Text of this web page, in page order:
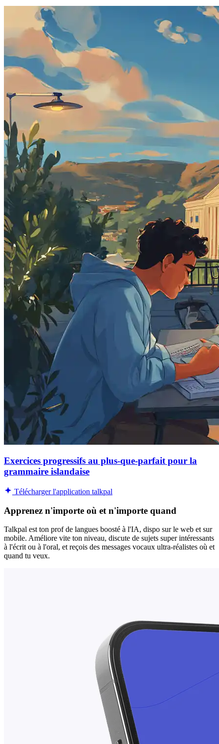
Exercices progressifs au plus-que-parfait pour la
grammaire islandaise
Télécharger l'application talkpal
Apprenez n'importe où et n'importe quand
Talkpal est ton prof de langues boosté à l'IA, dispo sur le web et sur
mobile. Améliore vite ton niveau, discute de sujets super intéressants
à l'écrit ou à l'oral, et reçois des messages vocaux ultra-réalistes où et
quand tu veux.